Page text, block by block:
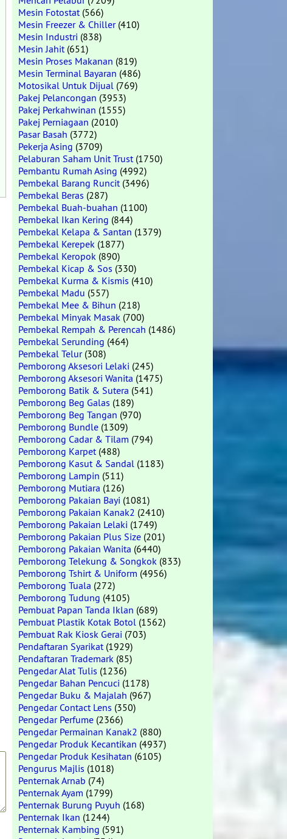
Mesin Fotostat(566)
Mesin Freezer & Chiller(410)
Mesin Industri (838)
Mesin Jahit(651)
Mesin Proses Makanan (819)
Mesin Terminal Bayaran (486)
Motosikal Untuk Dijual (769)
Pakej Pelancongan (3953)
Pakej Perkahwinan (1555)
Pakej Perniagaan (2010)
Pasar Basah (3772)
Pekerja Asing (3709)
Pelaburan Saham Unit Trust(1750)
Pembantu Rumah Asing (4992)
Pembekal Barang Runcit(3496)
Pembekal Beras (287)
Pembekal Buah-buahan (1100)
Pembekal Ikan Kering (844)
Pembekal Kelapa & Santan (1379)
Pembekal Kerepek (1877)
Pembekal Keropok (890)
Pembekal Kicap & Sos (330)
Pembekal Kurma & Kismis (410)
Pembekal Madu (557)
Pembekal Mee & Bihun (218)
Pembekal Minyak Masak (700)
Pembekal Rempah & Perencah (1486)
Pembekal Serunding (464)
Pembekal Telur(308)
Pemborong Aksesori Lelaki (245)
Pemborong Aksesori Wanita (1475)
Pemborong Batik & Sutera (541)
Pemborong Beg Galas (189)
Pemborong Beg Tangan (970)
Pemborong Bundle (1309)
Pemborong Cadar & Tilam (794)
Pemborong Karpet(488)
Pemborong Kasut & Sandal (1183)
Pemborong Lampin (511)
Pemborong Mutiara (126)
Pemborong Pakaian Bayi (1081)
Pemborong Pakaian Kanak2 (2410)
Pemborong Pakaian Lelaki (1749)
Pemborong Pakaian Plus Size (201)
Pemborong Pakaian Wanita (6440)
Pemborong Telekung & Songkok (833)
Pemborong Tshirt & Uniform (4956)
Pemborong Tuala (272)
Pemborong Tudung (4105)
Pembuat Papan Tanda Iklan (689)
Pembuat Plastik Kotak Botol (1562)
Pembuat Rak Kiosk Gerai (703)
Pendaftaran Syarikat(1929)
Pendaftaran Trademark (85)
Pengedar Alat Tulis (1236)
Pengedar Bahan Pencuci (1178)
Pengedar Buku & Majalah (967)
Pengedar Contact Lens (350)
Pengedar Perfume (2366)
Pengedar Permainan Kanak2 (880)
Pengedar Produk Kecantikan (4937)
Pengedar Produk Kesihatan (6105)
Pengurus Majlis (1018)
Penternak Arnab (74)
Penternak Ayam (1799)
Penternak Burung Puyuh (168)
Penternak Ikan (1244)
Penternak Kambing (591)